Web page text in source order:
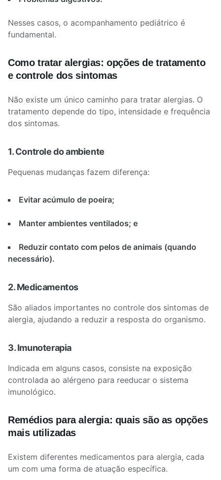
Nesses casos, o acompanhamento pediátrico é
fundamental.
Como tratar alergias: opções de tratamento
e controle dos sintomas
Não existe um único caminho para tratar alergias. O
tratamento depende do tipo, intensidade e frequência
dos sintomas.
1. Controle do ambiente
Pequenas mudanças fazem diferença:
Evitar acúmulo de poeira;
Manter ambientes ventilados; e
Reduzir contato com pelos de animais (quando
necessário).
2. Medicamentos
São aliados importantes no controle dos sintomas de
alergia, ajudando a reduzir a resposta do organismo.
3. Imunoterapia
Indicada em alguns casos, consiste na exposição
controlada ao alérgeno para reeducar o sistema
imunológico.
Remédios para alergia: quais são as opções
mais utilizadas
Existem diferentes medicamentos para alergia, cada
um com uma forma de atuação específica.